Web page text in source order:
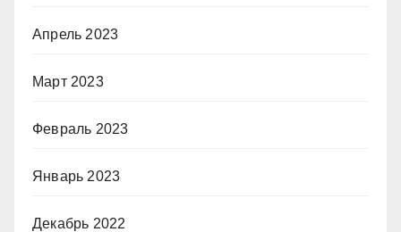
Апрель 2023
Март 2023
Февраль 2023
Январь 2023
Декабрь 2022